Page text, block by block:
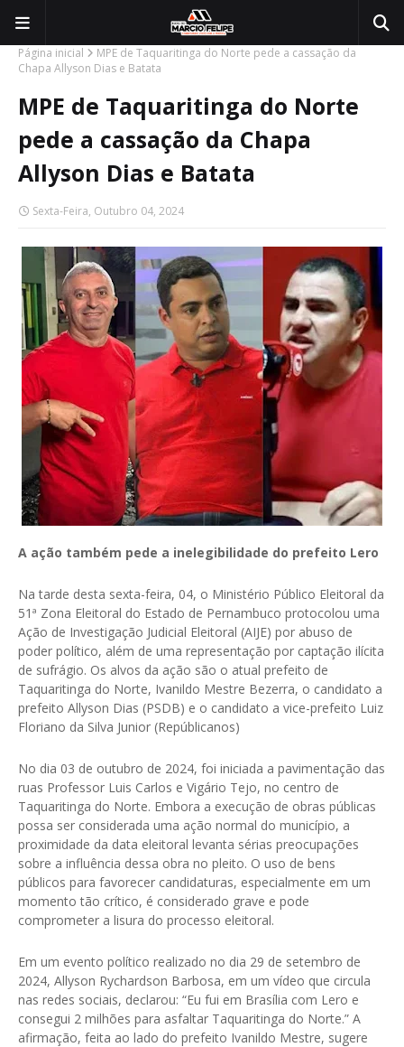
Página inicial
MPE de Taquaritinga do Norte pede a cassação da
Chapa Allyson Dias e Batata
MPE de Taquaritinga do Norte
pede a cassação da Chapa
Allyson Dias e Batata
Sexta-Feira, Outubro 04, 2024
A ação também pede a inelegibilidade do prefeito Lero
Na tarde desta sexta-feira, 04, o Ministério Público Eleitoral da
51ª Zona Eleitoral do Estado de Pernambuco protocolou uma
Ação de Investigação Judicial Eleitoral (AIJE) por abuso de
poder político, além de uma representação por captação ilícita
de sufrágio. Os alvos da ação são o atual prefeito de
Taquaritinga do Norte, Ivanildo Mestre Bezerra, o candidato a
prefeito Allyson Dias (PSDB) e o candidato a vice-prefeito Luiz
Floriano da Silva Junior (Repúblicanos)
No dia 03 de outubro de 2024, foi iniciada a pavimentação das
ruas Professor Luis Carlos e Vigário Tejo, no centro de
Taquaritinga do Norte. Embora a execução de obras públicas
possa ser considerada uma ação normal do município, a
proximidade da data eleitoral levanta sérias preocupações
sobre a influência dessa obra no pleito. O uso de bens
públicos para favorecer candidaturas, especialmente em um
momento tão crítico, é considerado grave e pode
comprometer a lisura do processo eleitoral.
Em um evento político realizado no dia 29 de setembro de
2024, Allyson Rychardson Barbosa, em um vídeo que circula
nas redes sociais, declarou: “Eu fui em Brasília com Lero e
consegui 2 milhões para asfaltar Taquaritinga do Norte.” A
afirmação, feita ao lado do prefeito Ivanildo Mestre, sugere